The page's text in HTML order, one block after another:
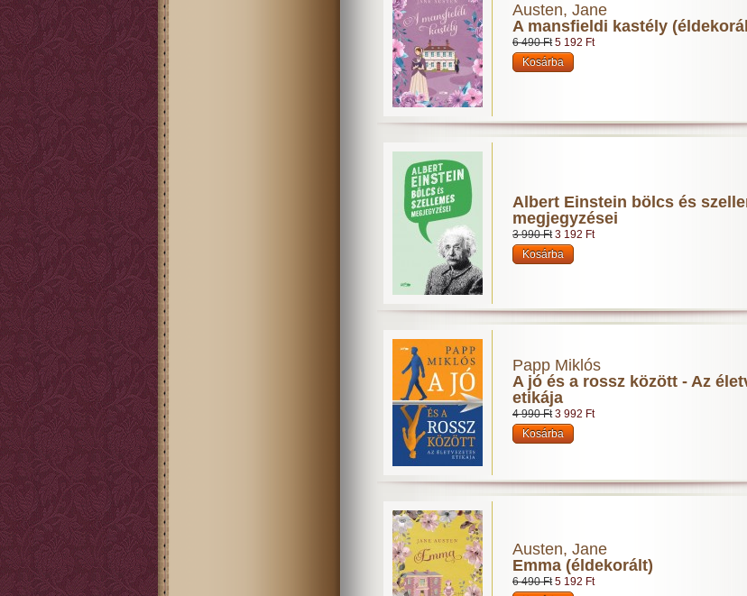
Austen, Jane
A mansfieldi kastély
6 490 Ft 5 192 Ft
Albert Einstein bölcs és
megjegyzései
3 990 Ft 3 192 Ft
Papp Miklós
A jó és a rossz között - Az
etikája
4 990 Ft 3 992 Ft
Austen, Jane
Emma (éldekorált)
6 490 Ft 5 192 Ft